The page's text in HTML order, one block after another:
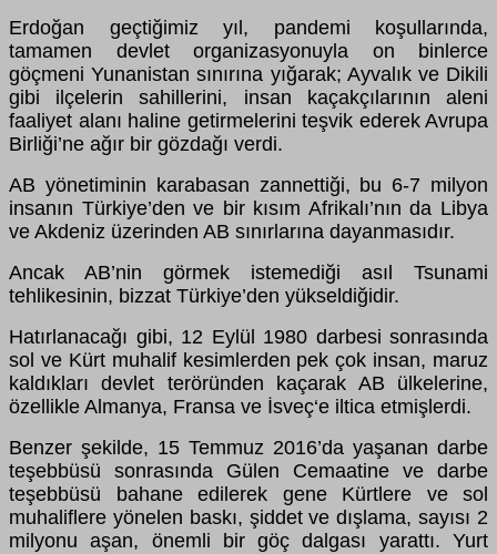
Erdoğan geçtiğimiz yıl, pandemi koşullarında,
tamamen devlet organizasyonuyla on binlerce
göçmeni Yunanistan sınırına yığarak; Ayvalık ve Dikili
gibi ilçelerin sahillerini, insan kaçakçılarının aleni
faaliyet alanı haline getirmelerini teşvik ederek Avrupa
Birliği’ne ağır bir gözdağı verdi.
AB yönetiminin karabasan zannettiği, bu 6-7 milyon
insanın Türkiye’den ve bir kısım Afrikalı’nın da Libya
ve Akdeniz üzerinden AB sınırlarına dayanmasıdır.
Ancak AB’nin görmek istemediği asıl Tsunami
tehlikesinin, bizzat Türkiye’den yükseldiğidir.
Hatırlanacağı gibi, 12 Eyl ü l 1980 darbesi sonrasında
sol ve Kürt muhalif kesimlerden pekçok insan, maruz
kaldıkları devlet teröründen kaçarak AB ü lkelerine,
özellikle Almanya, Fransa ve İsveç‘e iltica etmişlerdi.
Benzer şekilde, 15 Temmuz 2016’da yaşanan darbe
teşebbüsü sonrasında Gü len Cemaatine ve darbe
teşebbüsü bahane edilerek gene Kürtlere ve sol
muhaliflere yönelen baskı, şiddet ve dışlama, sayısı 2
milyonu aşan, önemli bir göç dalgası yarattı. Yurt